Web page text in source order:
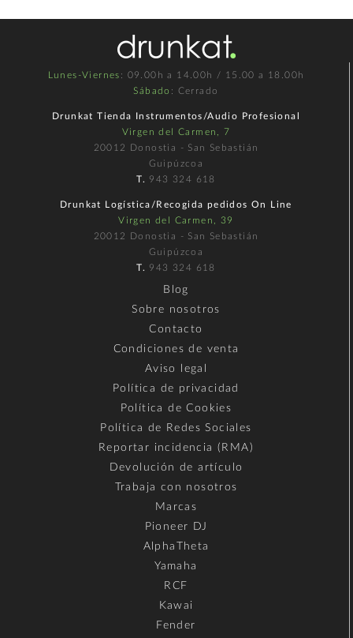
Lunes-Viernes : 09.00h a 14.00h / 15.00 a 18.00h
Sábado : Cerrado
Drunkat Tienda Instrumentos/Audio Profesional
Virgen del Carmen, 7
20012 Donostia - San Sebastián
Guipúzcoa
T. 943 324 618
Drunkat Logística/Recogida pedidos On Line
Virgen del Carmen, 39
20012 Donostia - San Sebastián
Guipúzcoa
T. 943 324 618
Blog
Sobre nosotros
Contacto
Condiciones de venta
Aviso legal
Política de privacidad
Política de Cookies
Política de Redes Sociales
Reportar incidencia (RMA)
Devolución de artículo
Trabaja con nosotros
Marcas
Pioneer DJ
AlphaTheta
Yamaha
RCF
Kawai
Fender